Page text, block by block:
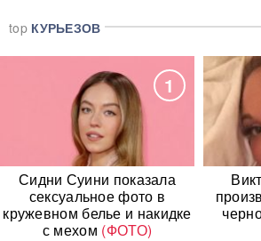
top КУРЬЕЗОВ
1
Сидни Суини показала
сексуальное фото в
кружевном белье и накидке
с мехом (ФОТО)